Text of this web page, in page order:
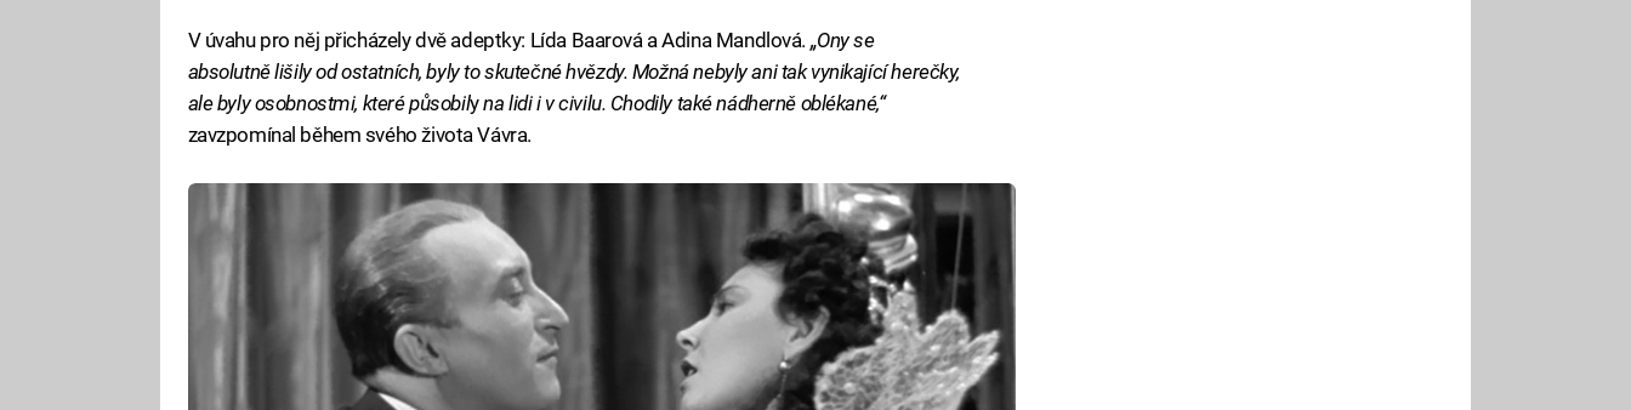
V úvahu pro něj přicházely dvě adeptky: Lída Baarová a Adina Mandlová. „Ony se
absolutně lišily od ostatních, byly to skutečné hvězdy. Možná nebyly ani tak vynikající herečky,
ale byly osobnostmi, které působilyna lidi i v civilu. Chodily také nádherně oblékané,“
zavzpomínal během svého života Vávra.